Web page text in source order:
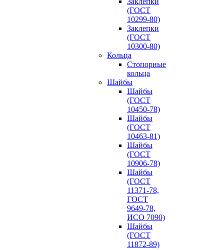
(ГОСТ
10299-80)
Заклепки
(ГОСТ
10300-80)
Кольца
Стопорные
кольца
Шайбы
Шайбы
(ГОСТ
10450-78)
Шайбы
(ГОСТ
10463-81)
Шайбы
(ГОСТ
10906-78)
Шайбы
(ГОСТ
11371-78,
ГОСТ
9649-78,
ИСО 7090)
Шайбы
(ГОСТ
11872-89)